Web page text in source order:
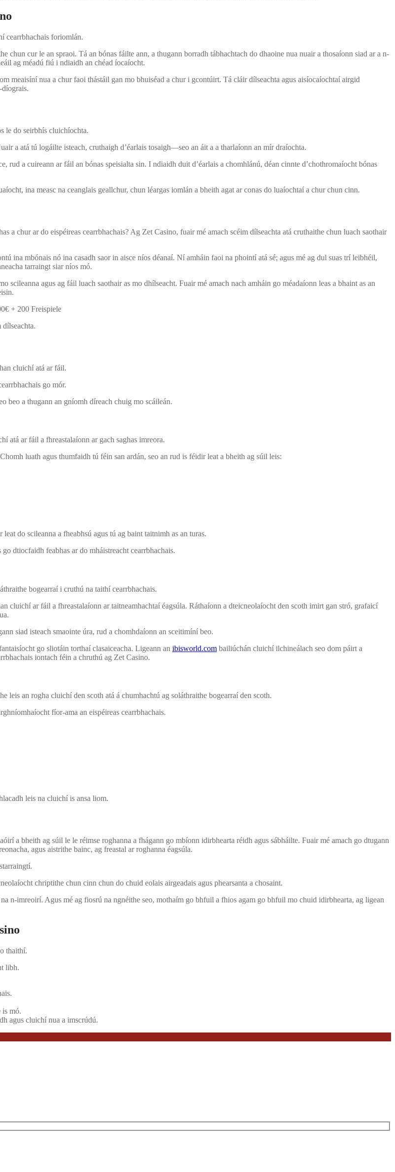
cearrbhachais foriomlán.
chun cur le an spraoi. Tá an bónas fáilte ann, a thugann borradh tábhachtach do dhaoine nua nuair a thosaíonn siad ar a n-
ag méadú fiú i ndiaidh an chéad íocaíocht.
meaisíní nua a chur faoi thástáil gan mo bhuiséad a chur i gcontúirt. Tá cláir dílseachta agus aisíocaíochtaí airgid
le do seirbhís cluichíochta.
a atá tú logáilte isteach, cruthaigh d’éarlais tosaigh—seo an áit a a tharlaíonn an mír draíochta.
a cuireann ar fáil an bónas speisialta sin. I ndiaidh duit d’éarlais a chomhlánú, déan cinnte d’chothromaíocht bónas
ina measc na ceanglais geallchur, chun léargas iomlán a bheith agat ar conas do luaíochtaí a chur chun cinn.
a chur ar do eispéireas cearrbhachais? Ag Zet Casino, fuair mé amach scéim dílseachta atá cruthaithe chun luach saothair
ina mbónais nó ina casadh saor in aisce níos déanaí. Ní amháin faoi na phointí atá sé; agus mé ag dul suas trí leibhéil,
tarraingt siar níos mó.
agus ag fáil luach saothair as mo dhílseacht. Fuair mé amach nach amháin go méadaíonn leas a bhaint as an
cluichí atá ar fáil.
go mór.
beo a thugann an gníomh díreach chuig mo scáileán.
atá ar fáil a fhreastalaíonn ar gach saghas imreora.
luath agus thumfaidh tú féin san ardán, seo an rud is féidir leat a bheith ag súil leis:
do scileanna a fheabhsú agus tú ag baint taitnimh as an turas.
dtiocfaidh feabhas ar do mháistreacht cearrbhachais.
bogearraí i cruthú na taithí cearrbhachais.
ar fáil a fhreastalaíonn ar taitneamhachtaí éagsúla. Ráthaíonn a dteicneolaíocht den scoth imirt gan stró, grafaicí
siad isteach smaointe úra, rud a chomhdaíonn an sceitimíní beo.
go sliotáin torthaí clasaiceacha. Ligeann an ibisworld.com bailiúchán cluichí ilchineálach seo dom páirt a
iontach féin a chruthú ag Zet Casino.
leis an rogha cluichí den scoth atá á chumhachtú ag soláthraithe bogearraí den scoth.
fíor-ama an eispéireas cearrbhachais.
leis na cluichí is ansa liom.
a bheith ag súil le le réimse roghanna a fhágann go mbíonn idirbhearta réidh agus sábháilte. Fuair mé amach go dtugann
agus aistrithe bainc, ag freastal ar roghanna éagsúla.
chriptithe chun cinn chun do chuid eolais airgeadais agus phearsanta a chosaint.
n-imreoirí. Agus mé ag fiosrú na ngnéithe seo, mothaím go bhfuil a fhios agam go bhfuil mo chuid idirbhearta, ag ligean
thaithí.
libh.
is mó.
agus cluichí nua a imscrúdú.